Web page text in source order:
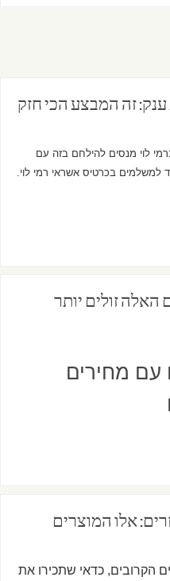
ענק: זה המבצע הכי חזק
לוי מנסים להילחם בזה עם
למשלמים בכרטיס אשראי רמי לוי.
האלה זולים יותר
עם מחירים
אלו המוצרים
הקרובים, כדאי שתכירו את